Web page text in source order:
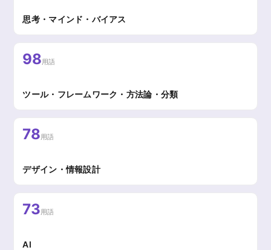
思考・マインド・バイアス
98用語
ツール・フレームワーク・方法論・分類
78用語
デザイン・情報設計
73用語
AI